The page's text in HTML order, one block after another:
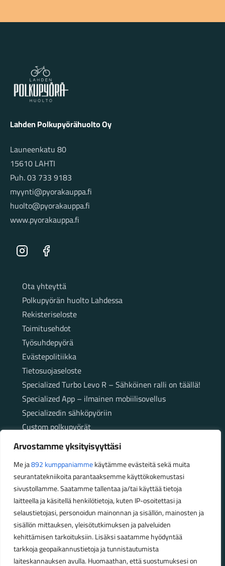
Arvostamme yksityisyyttäsi
Me ja892 kumppaniammekäytämme evästeitä sekä muita
seurantatekniikoita parantaaksemme käyttökokemustasi
sivustollamme. Saatamme tallentaa ja/tai käyttää tietoja
laitteella ja käsitellä henkilötietoja, kuten IP-osoitettasi ja
selaustietojasi, personoidun mainonnan ja sisällön, mainosten ja
sisällön mittauksen, yleisötutkimuksen ja palveluiden
kehittämisen tarkoituksiin. Lisäksi saatamme hyödyntää
tarkkoja geopaikannustietoja ja tunnistautumista
laiteskannauksen avulla. Huomaathan, että suostumuksesi on
Lahden Polkupyörähuolto - etusivulle
Lahden Polkupyörähuolto Oy
Launeenkatu 80
15610 LAHTI
Puh. 03 733 9183
myynti@pyorakauppa.fi
huolto@pyorakauppa.fi
www.pyorakauppa.fi
Instagram Facebook
SivutOta yhteyttä
Polkupyörän huolto Lahdessa
Rekisteriseloste
Toimitusehdot
Työsuhdepyörä
Evästepolitiikka
Tietosuojaseloste
Specialized Turbo Levo R – Sähköinen ralli on täällä!
Specialized App – ilmainen mobiilisovellus
Specializedin sähköpyöriin
Custom polkupyörät
Fatbikellä helppoa ja huoletonta etenemistä
maastossa
Aukioloajat
Talvikauden aukioloajat (1.10.2025 – 28.2.2026)
Ma-Pe 10-18
La 10-14
Kesäkauden aukioloajat (1.3.2026 – 30.9.2026)